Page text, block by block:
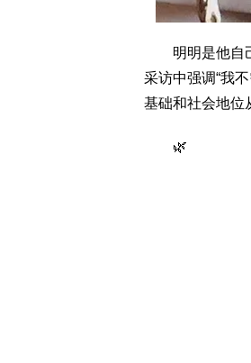
明明是他自己
采访中强调“我
基础和社会地位
🌿